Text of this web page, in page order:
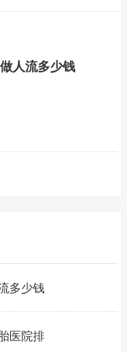
人流多少钱
多少钱
医院排